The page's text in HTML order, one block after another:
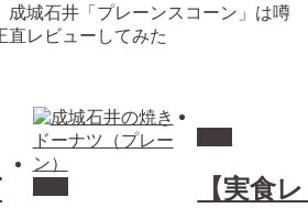
成城石井「プレーンスコーン」は噂
直レビューしてみた
【実食